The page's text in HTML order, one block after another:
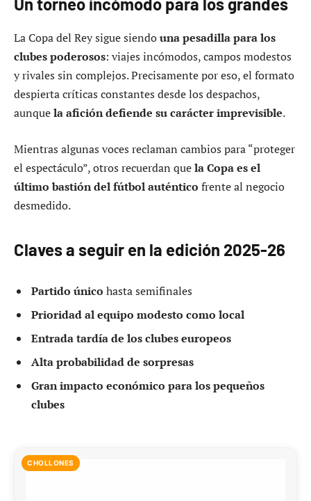
Un torneo incómodo para los grandes
La Copa del Rey sigue siendouna pesadilla para los
clubes poderosos: viajes incómodos, campos modestos
y rivales sin complejos. Precisamente por eso, el formato
despierta críticas constantes desde los despachos,
aunquela afición defiende su carácter imprevisible.
Mientras algunas voces reclaman cambios para “proteger
el espectáculo”, otros recuerdan quela Copa es el
último bastión del fútbol auténtico frente al negocio
desmedido.
Claves a seguir en la edición 2025-26
Partido único hasta semifinales
Prioridad al equipo modesto como local
Entrada tardía de los clubes europeos
Alta probabilidad de sorpresas
Gran impacto económico para los pequeños
clubes
CHOLLONES